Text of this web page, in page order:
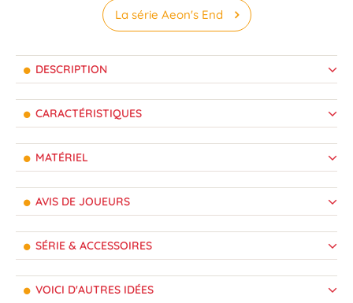
La série Aeon's End
DESCRIPTION
CARACTÉRISTIQUES
MATÉRIEL
AVIS DE JOUEURS
SÉRIE & ACCESSOIRES
VOICI D'AUTRES IDÉES